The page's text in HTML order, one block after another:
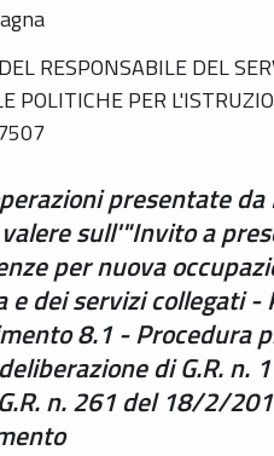
RESPONSABILE DEL
POLITICHE PER
presentate da
sull'"Invito a
per nuova
dei servizi collegati -
8.1 - Procedura
di G.R. n.
n. 261 del 18/2/